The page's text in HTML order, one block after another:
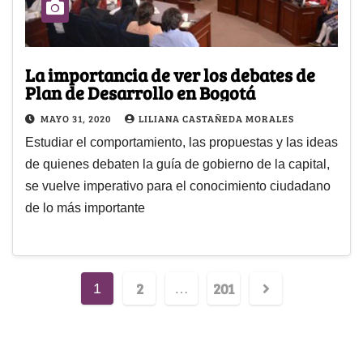
La importancia de ver los debates de
Plan de Desarrollo en Bogotá
MAYO 31, 2020 LILIANA CASTAÑEDA MORALES
Estudiar el comportamiento, las propuestas y las ideas
de quienes debaten la guía de gobierno de la capital,
se vuelve imperativo para el conocimiento ciudadano
de lo más importante
1 2 … 201